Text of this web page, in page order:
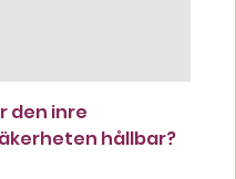
den inre
hållbar?